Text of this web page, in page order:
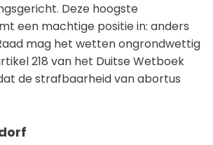
Deze hoogste
een machtige positie in: anders
mag het wetten ongrondwettig
218 van het Duitse Wetboek
de strafbaarheid van abortus